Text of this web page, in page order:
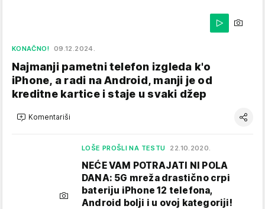
KONAČNO! 09.12.2024.
Najmanji pametni telefon izgleda k'o
iPhone, a radi na Android, manji je od
kreditne kartice i staje u svaki džep
Komentariši
LOŠE PROŠLI NA TESTU 22.10.2020.
NEĆE VAM POTRAJATI NI POLA
DANA: 5G mreža drastično crpi
bateriju iPhone 12 telefona,
Android bolji i u ovoj kategoriji!